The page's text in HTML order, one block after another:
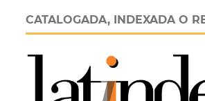
CATALOGADA, INDEXADA O